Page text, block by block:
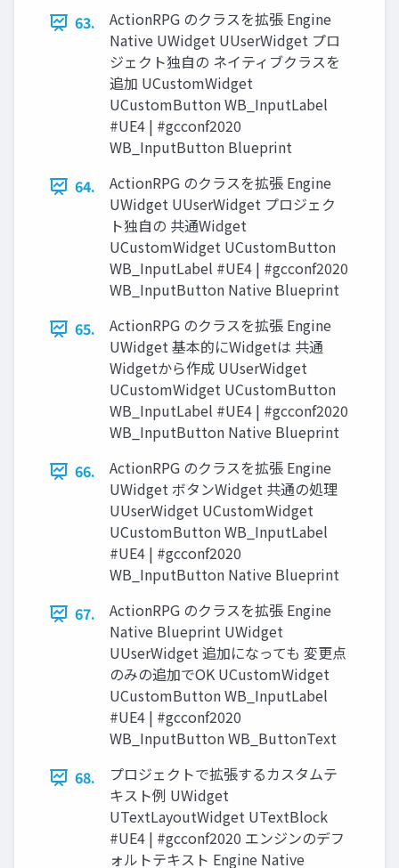
63.
ActionRPG のクラスを拡張 Engine
Native UWidget UUserWidget プロ
ジェクト独自の ネイティブクラスを
追加 UCustomWidget
UCustomButton WB_InputLabel
#UE4 | #gcconf2020
WB_InputButton Blueprint
64.
ActionRPG のクラスを拡張 Engine
UWidget UUserWidget プロジェク
ト独自の 共通Widget
UCustomWidget UCustomButton
WB_InputLabel #UE4 | #gcconf2020
WB_InputButton Native Blueprint
65.
ActionRPG のクラスを拡張 Engine
UWidget 基本的にWidgetは 共通
Widgetから作成 UUserWidget
UCustomWidget UCustomButton
WB_InputLabel #UE4 | #gcconf2020
WB_InputButton Native Blueprint
66.
ActionRPG のクラスを拡張 Engine
UWidget ボタンWidget 共通の処理
UUserWidget UCustomWidget
UCustomButton WB_InputLabel
#UE4 | #gcconf2020
WB_InputButton Native Blueprint
67.
ActionRPG のクラスを拡張 Engine
Native Blueprint UWidget
UUserWidget 追加になっても 変更点
のみの追加でOK UCustomWidget
UCustomButton WB_InputLabel
#UE4 | #gcconf2020
WB_InputButton WB_ButtonText
68.
プロジェクトで拡張するカスタムテ
キスト例 UWidget
UTextLayoutWidget UTextBlock
#UE4 | #gcconf2020 エンジンのデフ
ォルトテキスト Engine Native